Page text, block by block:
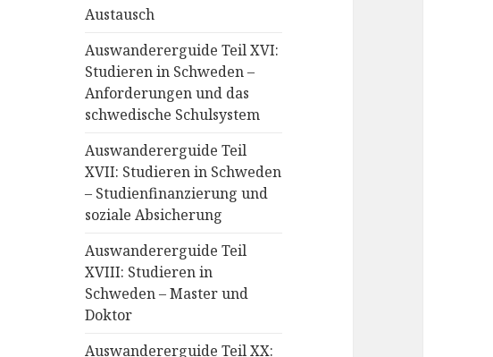
Austausch
Auswandererguide Teil XVI:
Studieren in Schweden –
Anforderungen und das
schwedische Schulsystem
Auswandererguide Teil
XVII: Studieren in Schweden
– Studienfinanzierung und
soziale Absicherung
Auswandererguide Teil
XVIII: Studieren in
Schweden – Master und
Doktor
Auswandererguide Teil XX: